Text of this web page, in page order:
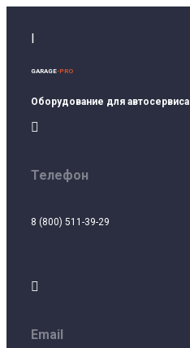
GARAGE-PRO
Оборудование для автосервиса

Телефон
8 (800) 511-39-29

Email